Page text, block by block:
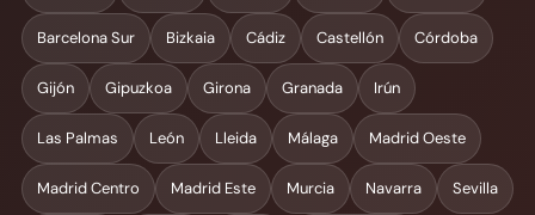
Barcelona Sur Bizkaia Cádiz Castellón Córdoba
Gijón Gipuzkoa Girona Granada Irún
Las Palmas León Lleida Málaga Madrid Oeste
Madrid Centro Madrid Este Murcia Navarra Sevilla